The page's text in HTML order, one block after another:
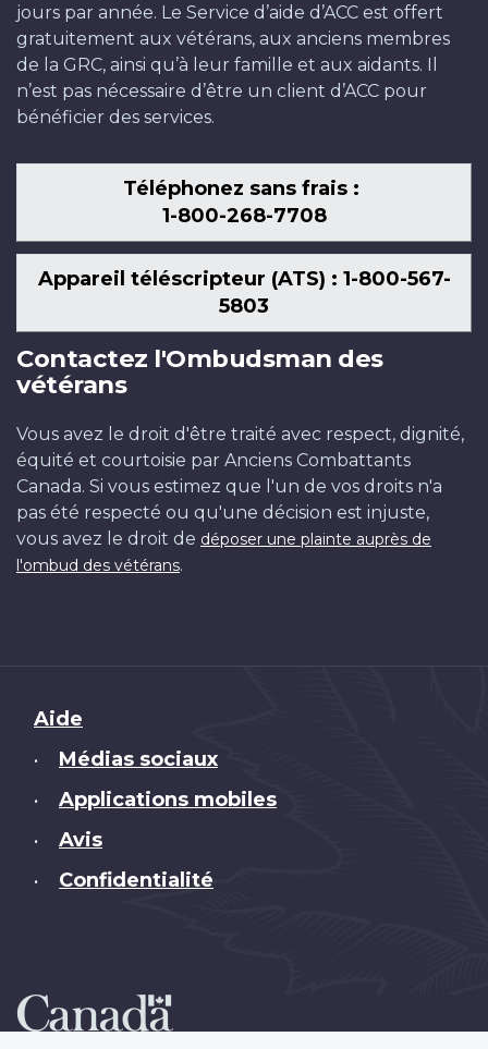
jours par année. Le Service d’aide d’ACC est offert
gratuitement aux vétérans, aux anciens membres
de la GRC, ainsi qu’à leur famille et aux aidants. Il
n’est pas nécessaire d’être un client d’ACC pour
bénéficier des services.
Téléphonez sans frais :
1-800-268-7708
Appareil téléscripteur (ATS) : 1-800-567-
5803
Contactez l'Ombudsman des
vétérans
Vous avez le droit d'être traité avec respect, dignité,
équité et courtoisie par Anciens Combattants
Canada. Si vous estimez que l'un de vos droits n'a
pas été respecté ou qu'une décision est injuste,
vous avez le droit de déposer une plainte auprès de
l'ombud des vétérans.
Brand
Aide
• Médias sociaux
• Applications mobiles
• Avis
• Confidentialité